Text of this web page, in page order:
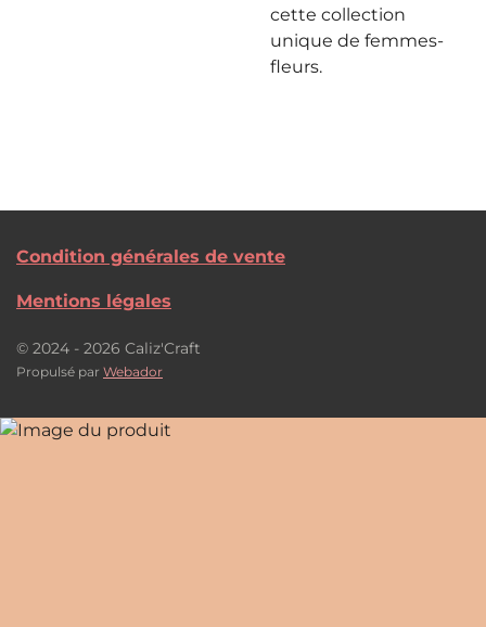
cette collection
unique de femmes-
fleurs.
Condition générales de vente
Mentions légales
© 2024 - 2026 Caliz'Craft
Propulsé par Webador